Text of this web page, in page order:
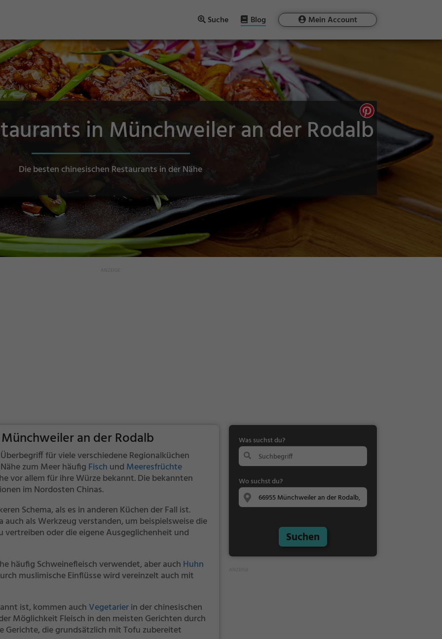
Suche Blog Mein Account
in Münchweiler an der Rodalb
Die besten chinesischen Restaurants in der Nähe
an der Rodalb
für viele verschiedene Regionalküchen
zum Meer häufig Fisch und Meeresfrüchte
vor allem für ihre Würze bekannt. Die bekannten
im Nordosten Chinas.
Schema, als es in anderen Küchen der Fall ist.
auch als Werkzeug verstanden, um beispielsweise die
vertreiben oder die eigene Ausgeglichenheit und
häufig Schweinefleisch verwendet, aber auch Huhn
muslimische Einflüsse wird vereinzelt auch mit
ist, kommen auch Vegetarierin der chinesischen
Möglichkeit Fleisch in den meisten Gerichten durch
Gerichte, die grundsätzlich mit Tofu zubereitet
Was suchst du?
Wo suchst du?
Suchen